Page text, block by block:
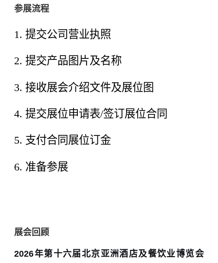
参展流程
1. 提交公司营业执照
2. 提交产品图片及名称
3. 接收展会介绍文件及展位图
4. 提交展位申请表/签订展位合同
5. 支付合同展位订金
6. 准备参展
展会回顾
2026年第十六届北京亚洲酒店及餐饮业博览会